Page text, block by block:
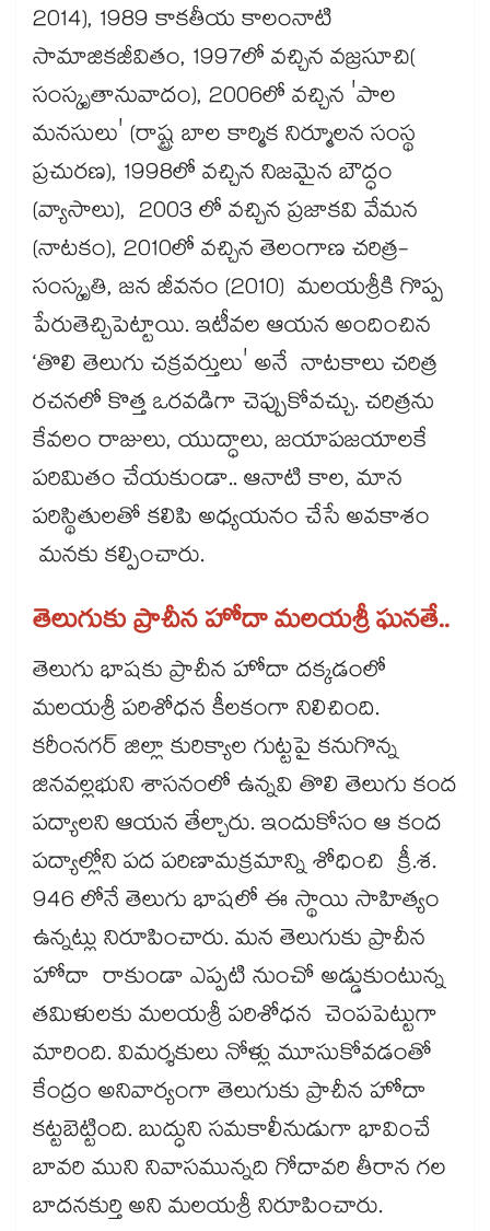
2014), 1989 కాకతీయ కాలంనాటి
సామాజికజీవితం, 1997లో వచ్చిన వజ్రసూచి(
సంస్కృతానువాదం), 2006లో వచ్చిన 'పాల
మనసులు' (రాష్ట్ర బాల కార్మిక నిర్మూలన సంస్థ
ప్రచురణ), 1998లో వచ్చిన నిజమైన బౌద్ధం
(వ్యాసాలు), 2003 లో వచ్చిన ప్రజాకవి వేమన
(నాటకం), 2010లో వచ్చిన తెలంగాణ చరిత్ర-
సంస్కృతి, జన జీవనం (2010) మలయశ్రీకి గొప్ప
పేరుతెచ్చిపెట్టాయి. ఇటీవల ఆయన అందించిన
‘తొలి తెలుగు చక్రవర్తులు' అనే నాటకాలు చరిత్ర
రచనలో కొత్త ఒరవడిగా చెప్పుకోవచ్చు. చరిత్రను
కేవలం రాజులు, యుద్ధాలు, జయాపజయాలకే
పరిమితం చేయకుండా.. ఆనాటి కాల, మాన
పరిస్థితులతో కలిపి అధ్యయనం చేసే అవకాశం
మనకు కల్పించారు.
తెలుగుకు ప్రాచీన హోదా మలయశ్రీ ఘనతే..
తెలుగు భాషకు ప్రాచీన హోదా దక్కడంలో
మలయశ్రీ పరిశోధన కీలకంగా నిలిచింది.
కరీంనగర్​ జిల్లా కురిక్యాల గుట్టపై కనుగొన్న
జినవల్లభుని శాసనంలో ఉన్నవి తొలి తెలుగు కంద
పద్యాలని ఆయన తేల్చారు. ఇందుకోసం ఆ కంద
పద్యాల్లోని పద పరిణామక్రమాన్ని శోధించి క్రీ.శ.
946 లోనే తెలుగు భాషలో ఈ స్థాయి సాహిత్యం
ఉన్నట్లు నిరూపించారు. మన తెలుగుకు ప్రాచీన
హోదా రాకుండా ఎప్పటి నుంచో అడ్డుకుంటున్న
తమిళులకు మలయశ్రీ పరిశోధన చెంపపెట్టుగా
మారింది. విమర్శకులు నోళ్లు మూసుకోవడంతో
కేంద్రం అనివార్యంగా తెలుగుకు ప్రాచీన హోదా
కట్టబెట్టింది. బుద్ధుని సమకాలీనుడుగా భావించే
బావరి ముని నివాసమున్నది గోదావరి తీరాన గల
బాదనకుర్తి అని మలయశ్రీ నిరూపించారు.